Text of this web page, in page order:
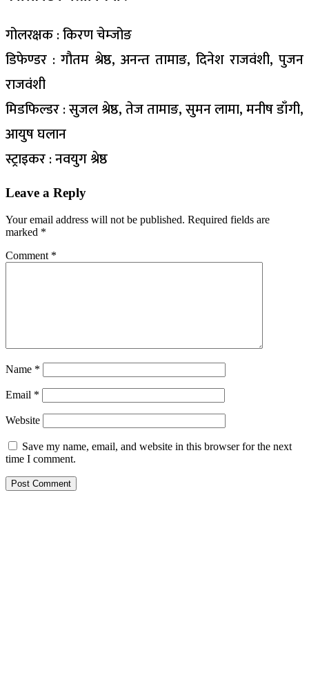
गोलरक्षक : किरण चेम्जोङ
डिफेण्डर : गौतम श्रेष्ठ, अनन्त तामाङ, दिनेश राजवंशी, पुजन
राजवंशी
मिडफिल्डर : सुजल श्रेष्ठ, तेज तामाङ, सुमन लामा, मनीष डाँगी,
आयुष घलान
स्ट्राइकर : नवयुग श्रेष्ठ
Leave a Reply
Your email address will not be published. Required fields are
marked *
Comment *
Name *
Email *
Website
Save my name, email, and website in this browser for the next
time I comment.